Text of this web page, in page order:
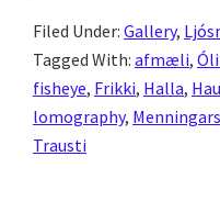
Afmæli
2011
og
Filed Under: Gallery,
Tagged With: afmæli,
fisheye, Frikki, Halla,
lomography,
Trausti